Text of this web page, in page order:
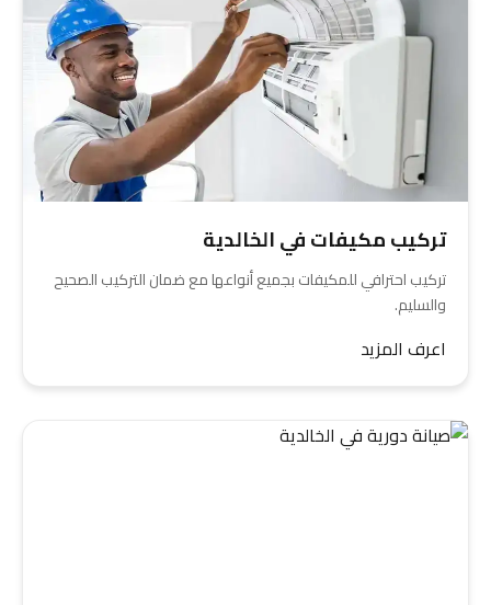
تركيب مكيفات في الخالدية
تركيب احترافي للمكيفات بجميع أنواعها مع ضمان التركيب الصحيح
والسليم.
اعرف المزيد